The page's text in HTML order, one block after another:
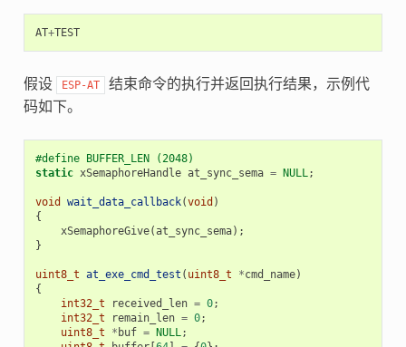
AT+TEST
假设 ESP-AT
结束命令的执行并返回执行结果，示例代
码如下。
#define BUFFER_LEN (2048)
static xSemaphoreHandle at_sync_sema = NULL;
void wait_data_callback(void )
{
xSemaphoreGive(at_sync_sema);
}
uint8_t at_exe_cmd_test ( uint8_t *cmd_name)
{
int32_t
received_len = 0;
int32_t
remain_len = 0;
uint8_t
* buf = NULL;